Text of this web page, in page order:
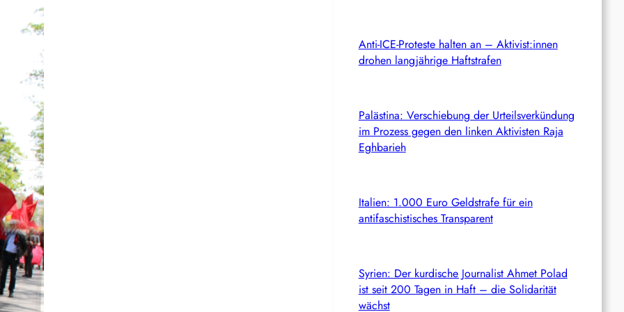
Anti-ICE-Proteste halten an – Aktivist:innen
drohen langjährige Haftstrafen
Palästina: Verschiebung der Urteilsverkündung
im Prozess gegen den linken Aktivisten Raja
Eghbarieh
Italien: 1.000 Euro Geldstrafe für ein
antifaschistisches Transparent
Syrien: Der kurdische Journalist Ahmet Polad
ist seit 200 Tagen in Haft – die Solidarität
wächst